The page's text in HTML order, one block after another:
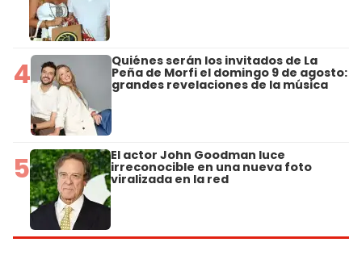
4 Quiénes serán los invitados de La
Peña de Morfi el domingo 9 de agosto:
grandes revelaciones de la música
5 El actor John Goodman luce
irreconocible en una nueva foto
viralizada en la red